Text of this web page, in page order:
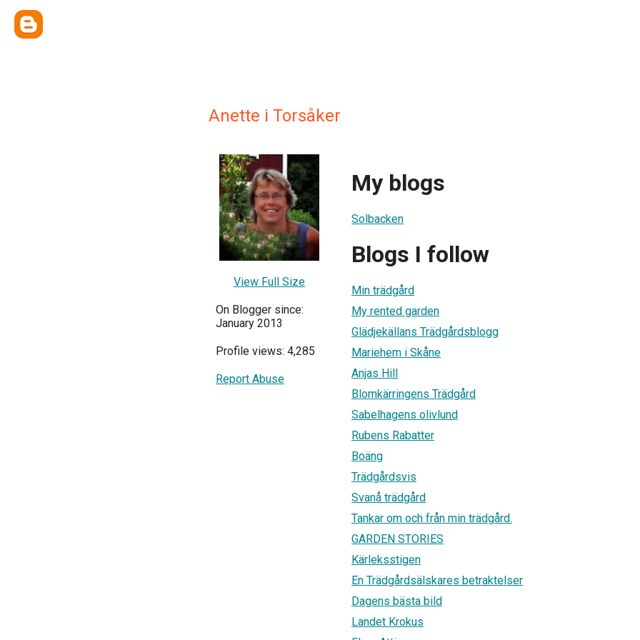
Anette i Torsåker
View Full Size
On Blogger since:
January 2013
Profile views: 4,285
Report Abuse
My blogs
Solbacken
Blogs I follow
Min trädgård
My rented garden
Glädjekällans Trädgårdsblogg
Mariehem i Skåne
Anjas Hill
Blomkärringens Trädgård
Sabelhagens olivlund
Rubens Rabatter
Boäng
Trädgårdsvis
Svanå trädgård
Tankar om och från min trädgård.
GARDEN STORIES
Kärleksstigen
En Trädgårdsälskares betraktelser
Dagens bästa bild
Landet Krokus